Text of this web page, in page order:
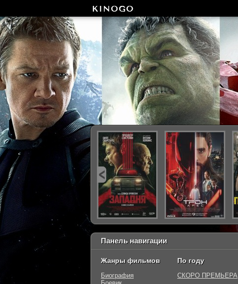
Панель навигации
Жанры фильмов
Биография
По году
СКОРО ПРЕМЬЕРА